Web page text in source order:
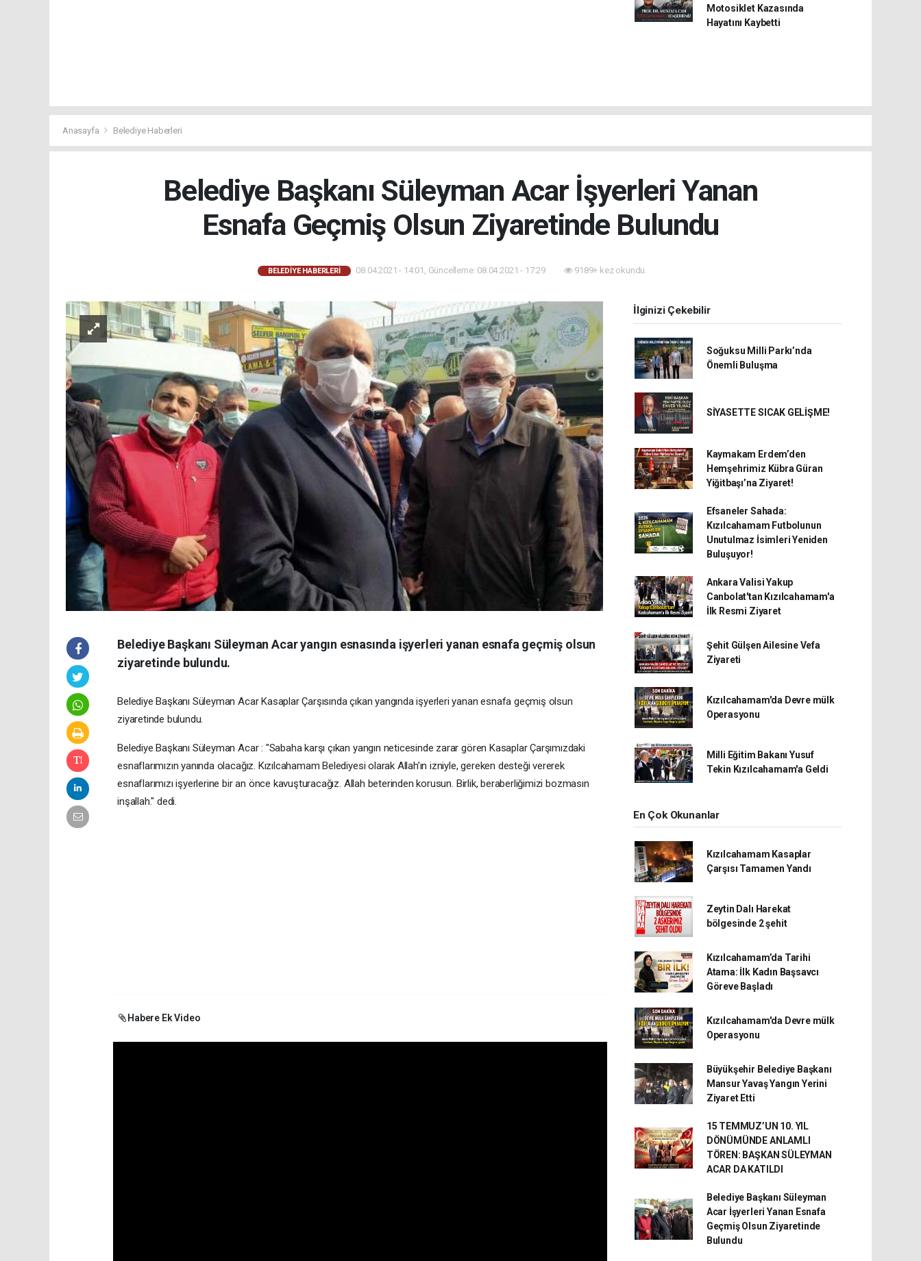
Motosiklet Kazasında
Hayatını Kaybetti
Anasayfa Belediye Haberleri
Belediye Başkanı Süleyman Acar İşyerleri Yanan
Esnafa Geçmiş Olsun Ziyaretinde Bulundu
BELEDIYE HABERLERI 08.04.2021 - 14:01, Güncelleme: 08.04.2021 - 17:29 9189+ kez okundu.
Belediye Başkanı Süleyman Acar yangın esnasında işyerleri yanan esnafa geçmiş olsun
ziyaretinde bulundu.
Belediye Başkanı Süleyman Acar Kasaplar Çarşısında çıkan yangında işyerleri yanan esnafa geçmiş olsun
ziyaretinde bulundu.
Belediye Başkanı Süleyman Acar : "Sabaha karşı çıkan yangın neticesinde zarar gören Kasaplar Çarşımızdaki
esnaflarımızın yanında olacağız. Kızılcahamam Belediyesi olarak Allah’ın izniyle, gereken desteği vererek
esnaflarımızı işyerlerine bir an önce kavuşturacağız. Allah beterinden korusun. Birlik, beraberliğimizi bozmasın
inşallah." dedi.
Habere Ek Video
İlginizi Çekebilir
Soğuksu Milli Parkı’nda
Önemli Buluşma
SİYASETTE SICAK GELİŞME!
Kaymakam Erdem’den
Hemşehrimiz Kübra Güran
Yiğitbaşı’na Ziyaret!
Efsaneler Sahada:
Kızılcahamam Futbolunun
Unutulmaz İsimleri Yeniden
Buluşuyor!
Ankara Valisi Yakup
Canbolat'tan Kızılcahamam'a
İlk Resmi Ziyaret
Şehit Gülşen Ailesine Vefa
Ziyareti
Kızılcahamam'da Devre mülk
Operasyonu
Milli Eğitim Bakanı Yusuf
Tekin Kızılcahamam'a Geldi
En Çok Okunanlar
Kızılcahamam Kasaplar
Çarşısı Tamamen Yandı
Zeytin Dalı Harekat
bölgesinde 2 şehit
Kızılcahamam’da Tarihi
Atama: İlk Kadın Başsavcı
Göreve Başladı
Kızılcahamam'da Devre mülk
Operasyonu
Büyükşehir Belediye Başkanı
Mansur Yavaş Yangın Yerini
Ziyaret Etti
15 TEMMUZ’UN 10. YIL
DÖNÜMÜNDE ANLAMLI
TÖREN: BAŞKAN SÜLEYMAN
ACAR DA KATILDI
Belediye Başkanı Süleyman
Acar İşyerleri Yanan Esnafa
Geçmiş Olsun Ziyaretinde
Bulundu